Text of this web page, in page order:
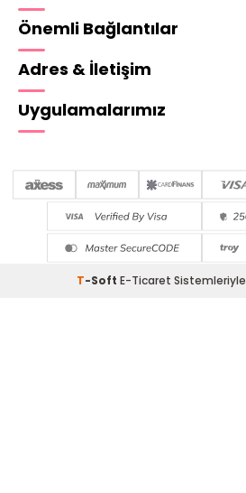
Önemli Bağlantılar
Adres & İletişim
Uygulamalarımız
T-Soft E-Ticaret Sistemleriyle